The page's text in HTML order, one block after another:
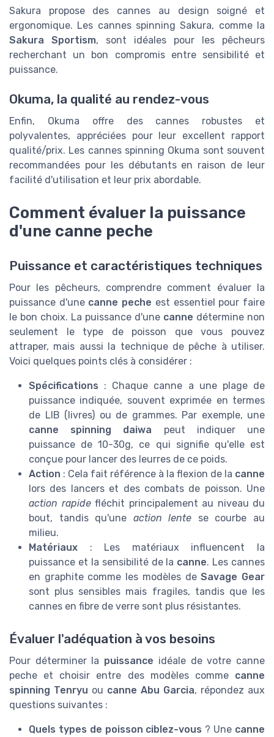
Sakura propose des cannes au design soigné et
ergonomique. Les cannes spinning Sakura, comme la
Sakura Sportism, sont idéales pour les pêcheurs
recherchant un bon compromis entre sensibilité et
puissance.
Okuma, la qualité au rendez-vous
Enfin, Okuma offre des cannes robustes et
polyvalentes, appréciées pour leur excellent rapport
qualité/prix. Les cannes spinning Okuma sont souvent
recommandées pour les débutants en raison de leur
facilité d'utilisation et leur prix abordable.
Comment évaluer la puissance
d'une canne peche
Puissance et caractéristiques techniques
Pour les pêcheurs, comprendre comment évaluer la
puissance d'une canne peche est essentiel pour faire
le bon choix. La puissance d'une canne détermine non
seulement le type de poisson que vous pouvez
attraper, mais aussi la technique de pêche à utiliser.
Voici quelques points clés à considérer :
Spécifications : Chaque canne a une plage de
puissance indiquée, souvent exprimée en termes
de LIB (livres) ou de grammes. Par exemple, une
canne spinning daiwa peut indiquer une
puissance de 10-30g, ce qui signifie qu'elle est
conçue pour lancer des leurres de ce poids.
Action : Cela fait référence à la flexion de la canne
lors des lancers et des combats de poisson. Une
action rapidefléchit principalement au niveau du
bout, tandis qu'une action lente se courbe au
milieu.
Matériaux : Les matériaux influencent la
puissance et la sensibilité de la canne. Les cannes
en graphite comme les modèles deSavage Gear
sont plus sensibles mais fragiles, tandis que les
cannes en fibre de verre sont plus résistantes.
Évaluer l'adéquation à vos besoins
Pour déterminer la puissance idéale de votre canne
peche et choisir entre des modèles comme canne
spinning Tenryu ou canne Abu Garcia, répondez aux
questions suivantes :
Quels types de poisson ciblez-vous ? Une canne